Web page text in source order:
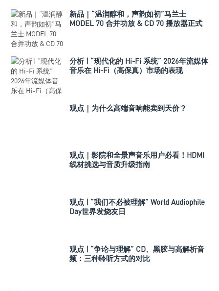
新品｜“温润醇和，声韵如初”马兰士
MODEL 70 合并功放 & CD 70 播放器正式
分析 | “现代化的 Hi-Fi 系统” 2026年流媒体
音乐在 Hi-Fi（高保真）市场的表现
观点｜为什么高端音响能卖到天价？
观点｜影院和全景声音乐用户必看！HDMI
线材挑选与音质升级指南
观点 | “我们不必被理解” World Audiophile
Day世界发烧友日
观点 | “争论与理解” CD、黑胶与高解析音
频：三种聆听方式的对比